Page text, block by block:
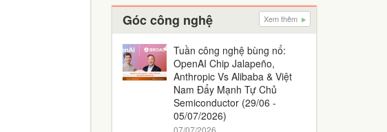
Góc công nghệ Xem thêm
Tuần công nghệ bùng nổ:
OpenAI Chip Jalapeño,
Anthropic Vs Alibaba & Việt
Nam Đẩy Mạnh Tự Chủ
Semiconductor (29/06 -
05/07/2026)
07/07/2026